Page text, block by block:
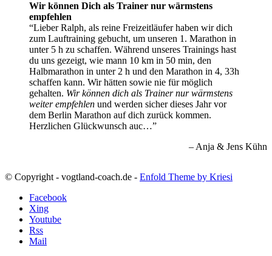
Wir können Dich als Trainer nur wärmstens
empfehlen
Lieber Ralph, als reine Freizeitläufer haben wir dich
zum Lauftraining gebucht, um unseren 1. Marathon in
unter 5 h zu schaffen. Während unseres Trainings hast
du uns gezeigt, wie mann 10 km in 50 min, den
Halbmarathon in unter 2 h und den Marathon in 4, 33h
schaffen kann. Wir hätten sowie nie für möglich
gehalten. Wir können dich als Trainer nur wärmstens
weiter empfehlen und werden sicher dieses Jahr vor
dem Berlin Marathon auf dich zurück kommen.
Herzlichen Glückwunsch auc…
Anja & Jens Kühn
© Copyright - vogtland-coach.de - Enfold Theme by Kriesi
Facebook
Xing
Youtube
Rss
Mail